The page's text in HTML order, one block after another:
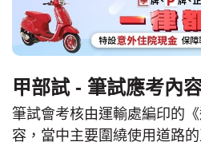
甲部試 - 筆試應考內
筆試會考核由運輸處編印的
容，當中主要圍繞使用道路